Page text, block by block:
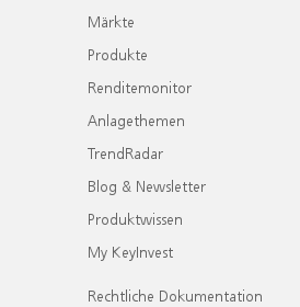
Märkte
Produkte
Renditemonitor
Anlagethemen
TrendRadar
Blog & Newsletter
Produktwissen
My KeyInvest
Rechtliche Dokumentation